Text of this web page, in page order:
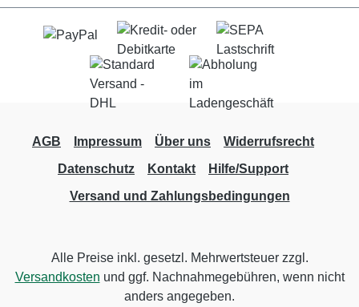
AGB Impressum Über uns
Widerrufsrecht
Datenschutz
Kontakt
Hilfe/Support
Versand und Zahlungsbedingungen
Alle Preise inkl. gesetzl. Mehrwertsteuer zzgl.
Versandkosten und ggf. Nachnahmegebühren, wenn nicht
anders angegeben.